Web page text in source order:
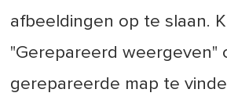
afbeeldingen op te slaan.
"Gerepareerd weergeven"
gerepareerde map te